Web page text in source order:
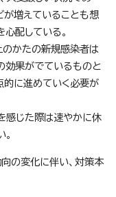
が増えていることも想
配している。
かたの新規感染者は
効果がでているものと
的に進めていく必要が
感じた際は速やかに休
の変化に伴い、対策本